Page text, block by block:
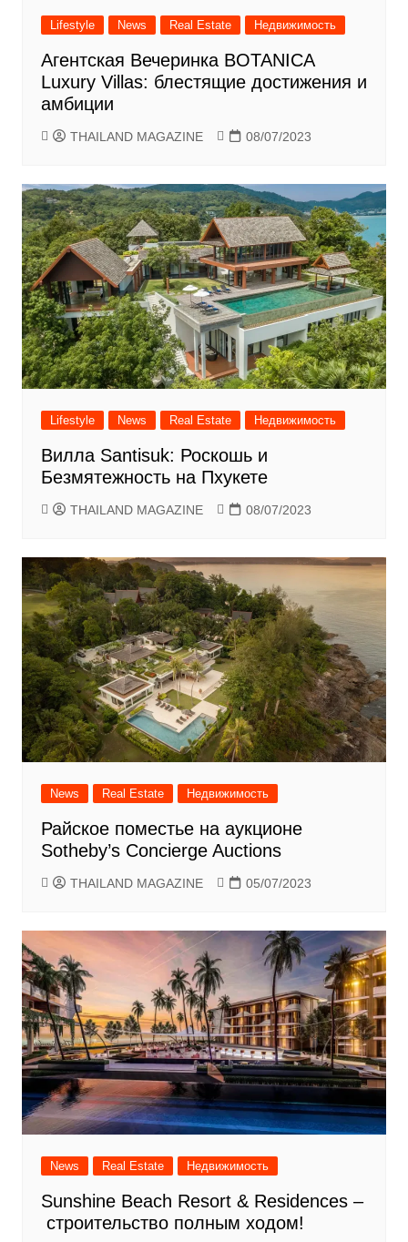
Lifestyle News Real Estate Недвижимость
Агентская Вечеринка BOTANICA
Luxury Villas: блестящие достижения и
амбиции
THAILAND MAGAZINE 08/07/2023
Lifestyle News Real Estate Недвижимость
Вилла Santisuk: Роскошь и
Безмятежность на Пхукете
THAILAND MAGAZINE 08/07/2023
News Real Estate Недвижимость
Райское поместье на аукционе
Sotheby’s Concierge Auctions
THAILAND MAGAZINE 05/07/2023
News Real Estate Недвижимость
Sunshine Beach Resort & Residences –
строительство полным ходом!